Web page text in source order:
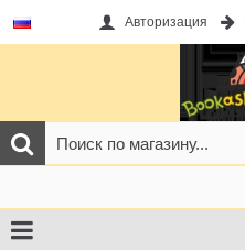
Авторизация